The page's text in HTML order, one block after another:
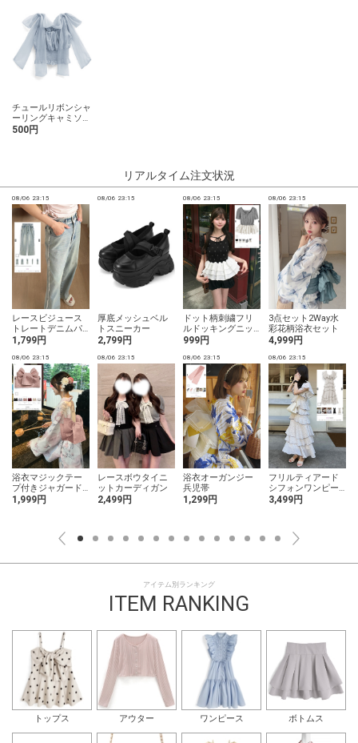
チュールリボンシャ
ーリングキャミソー
ル
500円
リアルタイム注文状況
08/06 23:15
レースビジュース
トレートデニムパ
ンツ
1,799円
08/06 23:15
厚底メッシュベル
トスニーカー
2,799円
08/06 23:15
ドット柄刺繍フリ
ルドッキングニッ
トチュニック
999円
08/06 23:15
3点セット2Way水
彩花柄浴衣セット
4,999円
08/06 23:15
浴衣マジックテー
プ付きジャガード
作り帯
1,999円
08/06 23:15
レースボウタイニ
ットカーディガン
2,499円
08/06 23:15
浴衣オーガンジー
兵児帯
1,299円
08/06 23:15
フリルティアード
シフォンワンピー
ス
3,499円
アイテム別ランキング
ITEM RANKING
トップス アウター ワンピース ボトムス